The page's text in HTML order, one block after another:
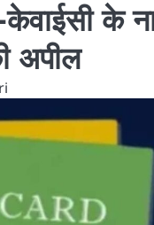
केवाईसी के
अपील